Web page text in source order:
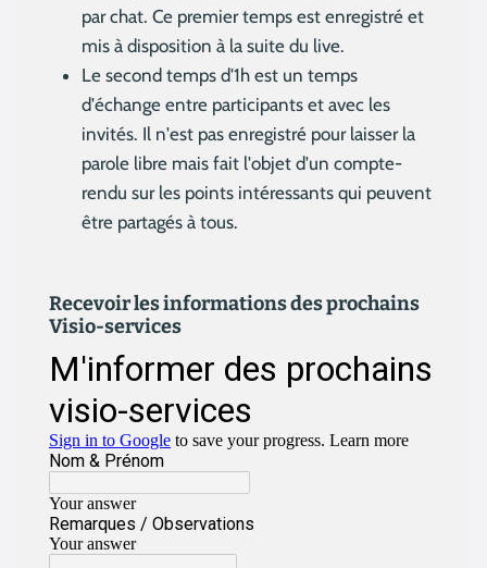
par chat. Ce premier temps est enregistré et
mis à disposition à la suite du live.
Le second temps d'1h est un temps
d'échange entre participants et avec les
invités. Il n'est pas enregistré pour laisser la
parole libre mais fait l'objet d'un compte-
rendu sur les points intéressants qui peuvent
être partagés à tous.
Recevoir les informations des prochains
Visio-services